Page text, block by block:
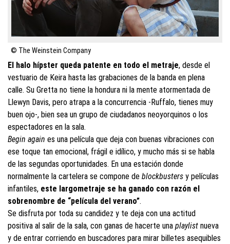
© The Weinstein Company
El halo hípster queda patente en todo el metraje, desde el
vestuario de Keira hasta las grabaciones de la banda en plena
calle. Su Gretta no tiene la hondura ni la mente atormentada de
Llewyn Davis, pero atrapa a la concurrencia -Ruffalo, tienes muy
buen ojo-, bien sea un grupo de ciudadanos neoyorquinos o los
espectadores en la sala.
Begin again es una película que deja con buenas vibraciones con
ese toque tan emocional, frágil e idílico, y mucho más si se habla
de las segundas oportunidades. En una estación donde
normalmente la cartelera se compone de blockbusters y películas
infantiles, este largometraje se ha ganado con razón el
sobrenombre de “película del verano”.
Se disfruta por toda su candidez y te deja con una actitud
positiva al salir de la sala, con ganas de hacerte una playlist nueva
y de entrar corriendo en buscadores para mirar billetes asequibles